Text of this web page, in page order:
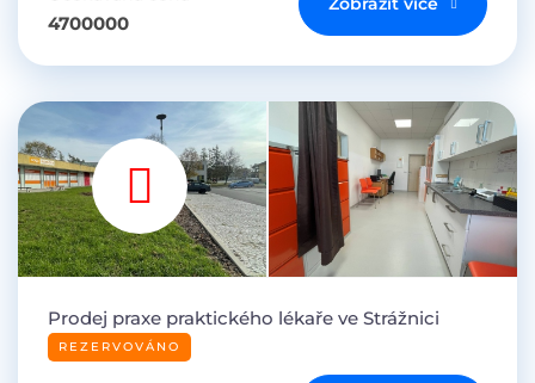
4700000
Prodej praxe praktického lékaře ve Strážnici
REZERVOVÁNO